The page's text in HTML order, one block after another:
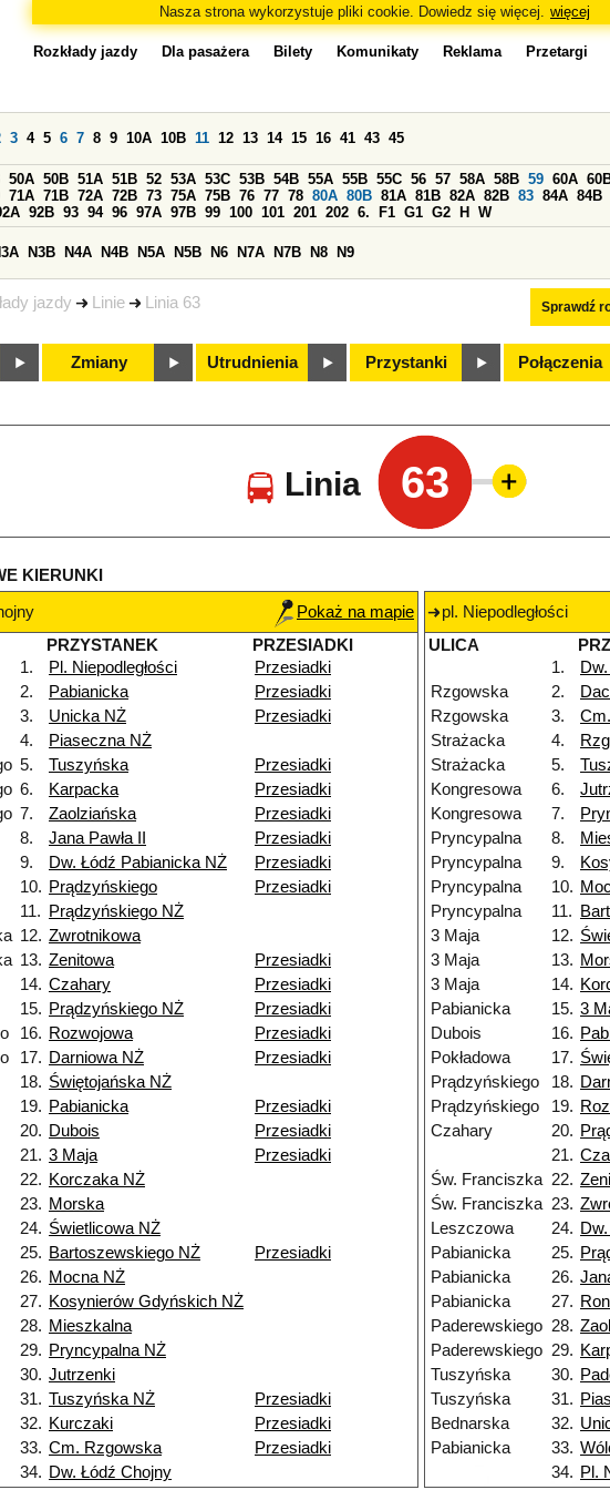
Nasza strona wykorzystuje pliki cookie. Dowiedz się więcej. więcej
jazdy Linie Linia 63
Rozkłady jazdy Dla pasażera Bilety Komunikaty Reklama Przetargi
Sprawdź
3 4 5 6 7 8 9 10A 10B 11 12 13 14 15 16 41 43 45
50A 50B 51A 51B 52 53A 53C 53B 54B 55A 55B 55C 56 57 58A 58B 59 60A
71A 71B 72A 72B 73 75A 75B 76 77 78 80A 80B 81A 81B 82A 82B 83 84A 84B
92B 93 94 96 97A 97B 99 100 101 201 202 6. F1 G1 G2 H W
N3B N4A N4B N5A N5B N6 N7A N7B N8 N9
Zmiany Utrudnienia Przystanki Połączenia
Linia 63
KIERUNKI
Pokaż na mapie
PRZYSTANEK
PRZESIADKI
1.
Pl. Niepodległości
Przesiadki
2. Pabianicka
Przesiadki
3. Unicka NŻ
Przesiadki
4.
Piaseczna NŻ
5. Tuszyńska
Przesiadki
6. Karpacka
Przesiadki
7. Zaolziańska
Przesiadki
8. Jana Pawła II
Przesiadki
9. Dw. Łódź Pabianicka NŻ
Przesiadki
10. Prądzyńskiego
Przesiadki
11.
Prądzyńskiego NŻ
12. Zwrotnikowa
13. Zenitowa
Przesiadki
14. Czahary
Przesiadki
15. Prądzyńskiego NŻ
Przesiadki
16. Rozwojowa
Przesiadki
17. Darniowa NŻ
Przesiadki
18. Świętojańska NŻ
19. Pabianicka
Przesiadki
20. Dubois
Przesiadki
21. 3 Maja
Przesiadki
22. Korczaka NŻ
23. Morska
24. Świetlicowa NŻ
25. Bartoszewskiego NŻ
Przesiadki
26. Mocna NŻ
27. Kosynierów Gdyńskich NŻ
28. Mieszkalna
29. Pryncypalna NŻ
30. Jutrzenki
31. Tuszyńska NŻ
Przesiadki
32. Kurczaki
Przesiadki
33. Cm. Rzgowska
Przesiadki
34. Dw. Łódź Chojny
pl. Niepodległości
ULICA
1.
Rzgowska
2.
Rzgowska
3.
Strażacka
4.
Strażacka
5.
Kongresowa
6.
Kongresowa
7.
Pryncypalna
8.
Pryncypalna
9.
Pryncypalna
10.
Pryncypalna
11.
3 Maja
12.
3 Maja
13.
3 Maja
14.
Pabianicka
15. 3
Dubois
16.
Pokładowa
17.
Prądzyńskiego
18.
Prądzyńskiego
19.
Czahary
20.
21.
Św. Franciszka 22.
Św. Franciszka 23.
Leszczowa
24.
Pabianicka
25.
Pabianicka
26.
Pabianicka
27.
Paderewskiego 28.
Paderewskiego 29.
Tuszyńska
30.
Tuszyńska
31.
Bednarska
32.
Pabianicka
33.
34. Pl.